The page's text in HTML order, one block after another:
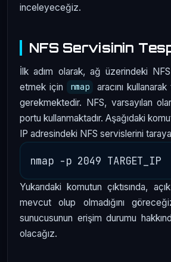
inceleyeceğiz.
NFS Servisinin
İlk adım olarak, ağ üzerindeki
etmek için
nmap
aracını
gerekmektedir. NFS, varsayılan
portu kullanmaktadır. Aşağıdaki
IP adresindeki NFS servislerini
Yukarıdaki komutun çıktısında,
mevcut olup olmadığını
sunucusunun erişim durumu
olacağız.